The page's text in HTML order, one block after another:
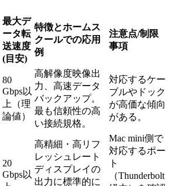
最大デ
ータ転
送速度
(目安)
特徴とホームス
クールでの応用
例
注意点/制限
事項
80
Gbps以
上（理
論値）
高解像度映像出
力、高速データ
バックアップ。
最も信頼性の高
い接続規格。
対応するケー
ブルやドック
が高価な傾向
がある。
20
Gbps以
高精細・高リフ
レッシュレート
ディスプレイの
出力に標準的に
Mac mini側で
対応するポー
ト
（Thunderbolt